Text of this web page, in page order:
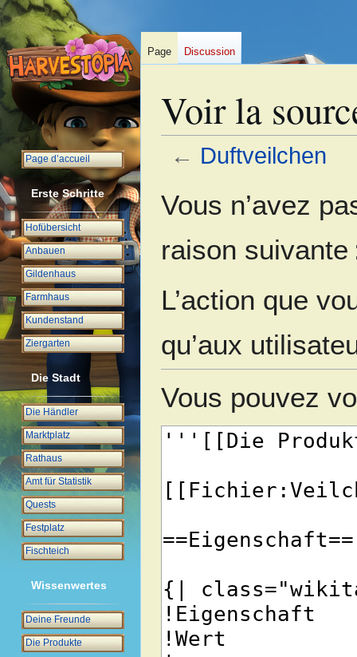
Voir la
← Duftveilchen
à
navigation
à
recherche
Vous n’avez
raison suivante
L’action que
qu’aux
Vous pouvez
Page Discussion
Page d’accueil
Erste Schritte
Hofübersicht
Anbauen
Gildenhaus
Farmhaus
Kundenstand
Ziergarten
Die Stadt
Die Händler
Marktplatz
Rathaus
Amt für Statistik
Quests
Festplatz
Fischteich
Wissenwertes
Deine Freunde
Die Produkte